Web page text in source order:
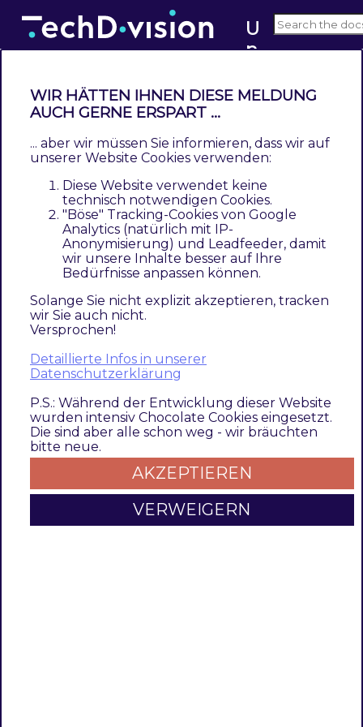
U
n
h
g
e
a
b
l
e
B
il
d
d
e
s
s
Dokumentation - Unchangeable
Billing Address
Beschreibung
Funktionsmerkmale
Contributors
Beschreibung
Das Modul Unchangeable Billing Address
verhindert, dass die Rechnungsadresse
geändert werden kann. Dies ist sowohl im
Checkout-Prozess sichtbar als auch im
Adressbuch des Kundenbereichs.
Funktionsmerkmale
Beschreibung
WIR HÄTTEN IHNEN DIESE MELDUNG
AUCH GERNE ERSPART ...
... aber wir müssen Sie informieren, dass wir auf
unserer Website Cookies verwenden:
Diese Website verwendet keine
technisch notwendigen Cookies.
"Böse" Tracking-Cookies von Google
Analytics (natürlich mit IP-
Anonymisierung) und Leadfeeder, damit
wir unsere Inhalte besser auf Ihre
Bedürfnisse anpassen können.
Solange Sie nicht explizit akzeptieren, tracken
wir Sie auch nicht.
Versprochen!
Detaillierte Infos in unserer
Datenschutzerklärung
P.S.: Während der Entwicklung dieser Website
wurden intensiv Chocolate Cookies eingesetzt.
Die sind aber alle schon weg - wir bräuchten
bitte neue.
AKZEPTIEREN
VERWEIGERN